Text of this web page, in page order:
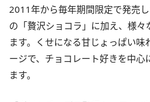
2011年から毎年期間限定で発売
の「贅沢ショコラ」に加え、様
ます。くせになる甘じょっぱい
ージで、チョコレート好きを中心
ます。